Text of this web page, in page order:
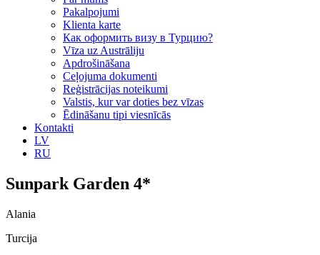
Рakalpojumi
Klienta karte
Как оформить визу в Турцию?
Vīza uz Austrāliju
Apdrošināšana
Ceļojuma dokumenti
Reģistrācijas noteikumi
Valstis, kur var doties bez vīzas
Ēdināšanu tipi viesnīcās
Kontakti
LV
RU
Sunpark Garden 4*
Alania
Turcija